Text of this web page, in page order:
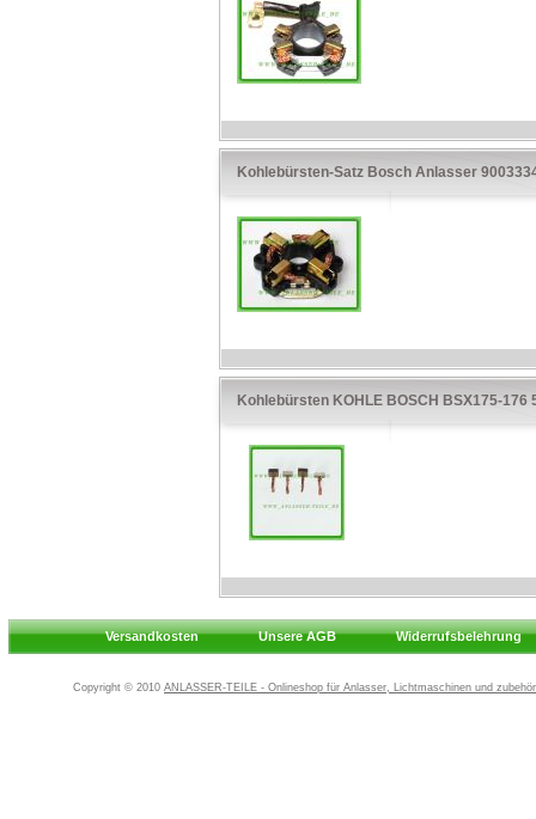
Kohlebürsten-Satz Bosch Anlasser
Kohlebürsten KOHLE BOSCH BSX175-176
Versandkosten Unsere AGB Widerrufsbelehrung
Copyright © 2010 ANLASSER-TEILE - Onlineshop für Anlasser, Lichtmaschinen und zubehör